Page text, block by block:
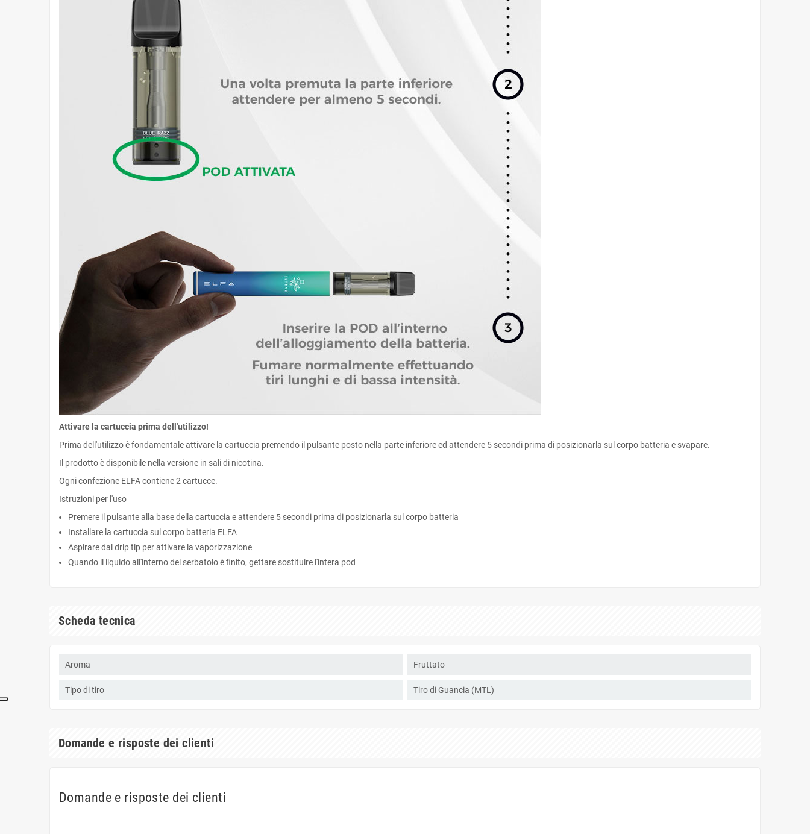
Attivare la cartuccia prima dell'utilizzo!
Prima dell'utilizzo è fondamentale attivare la cartuccia premendo il pulsante posto nella parte inferiore ed attendere 5 secondi prima di posizionarla sul corpo batteria e svapare.
Il prodotto è disponibile nella versione in sali di nicotina.
Ogni confezione ELFA contiene 2 cartucce.
Istruzioni per l'uso
Premere il pulsante alla base della cartuccia e attendere 5 secondi prima di posizionarla sul corpo batteria
Installare la cartuccia sul corpo batteria ELFA
Aspirare dal drip tip per attivare la vaporizzazione
Quando il liquido all'interno del serbatoio è finito, gettare sostituire l'intera pod
Scheda tecnica
Aroma Fruttato
Tipo di tiro Tiro di Guancia (MTL)
Domande e risposte dei clienti
Domande e risposte dei clienti